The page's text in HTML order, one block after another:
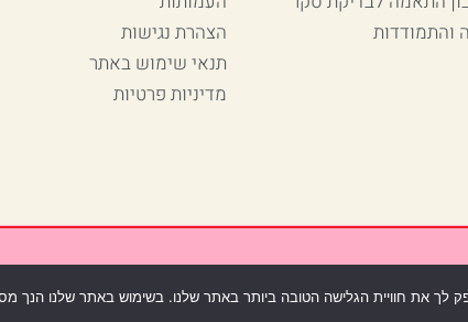
והתמודדות
הצהרת נגישות
תנאי שימוש באתר
מדיניות פרטיות